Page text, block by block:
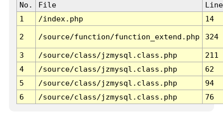
No. File
Line
1
/index.php 14
2 /source/function/function_extend.php 324
3 /source/class/jzmysql.class.php
211
4
/source/class/jzmysql.class.php
62
5
/source/class/jzmysql.class.php
94
6
/source/class/jzmysql.class.php 76